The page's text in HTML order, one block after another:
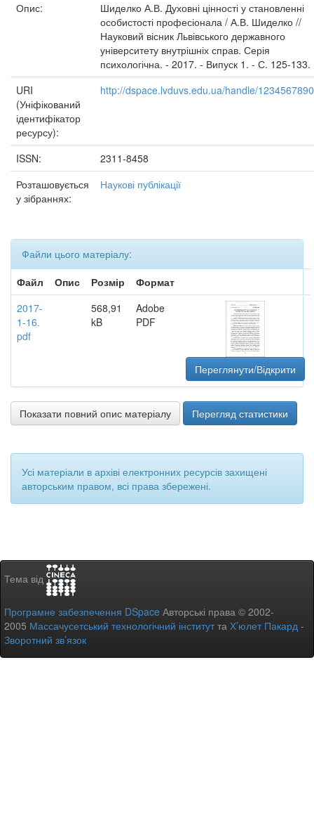
Опис:
Шиделко А.В. Духовні цінності у становленні
особистості професіонала / А.В. Шиделко //
Науковий вісник Львівського державного
університету внутрішніх справ. Серія
психологічна. - 2017. - Випуск 1. - С. 125-133.
URI
(Уніфікований
ідентифікатор
ресурсу):
http://dspace.lvduvs.edu.ua/handle/
ISSN:
2311-8458
Розташовується
у зібраннях:
Наукові публікації
Файли цього матеріалу:
Файл
Опис Розмір
Формат
2017-
1-16.
pdf
568,91
kB
Adobe
PDF
Переглянути/Відкрити
Показати повний опис матеріалу Перегляд статистики
Усі матеріали в архіві електронних ресурсів захищені
авторським правом, всі права збережені.
Тема від
Програмне забезпечення DSpace Авторські права © 2002-
2005 Массачусетський технологічний інститутта Х’юлет Пакард -
Зворотний зв’язок